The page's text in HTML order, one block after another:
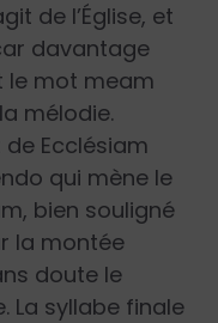
de l’Église, et
davantage
le mot meam
mélodie.
de Ecclésiam
qui mène le
, bien souligné
la montée
doute le
La syllabe finale